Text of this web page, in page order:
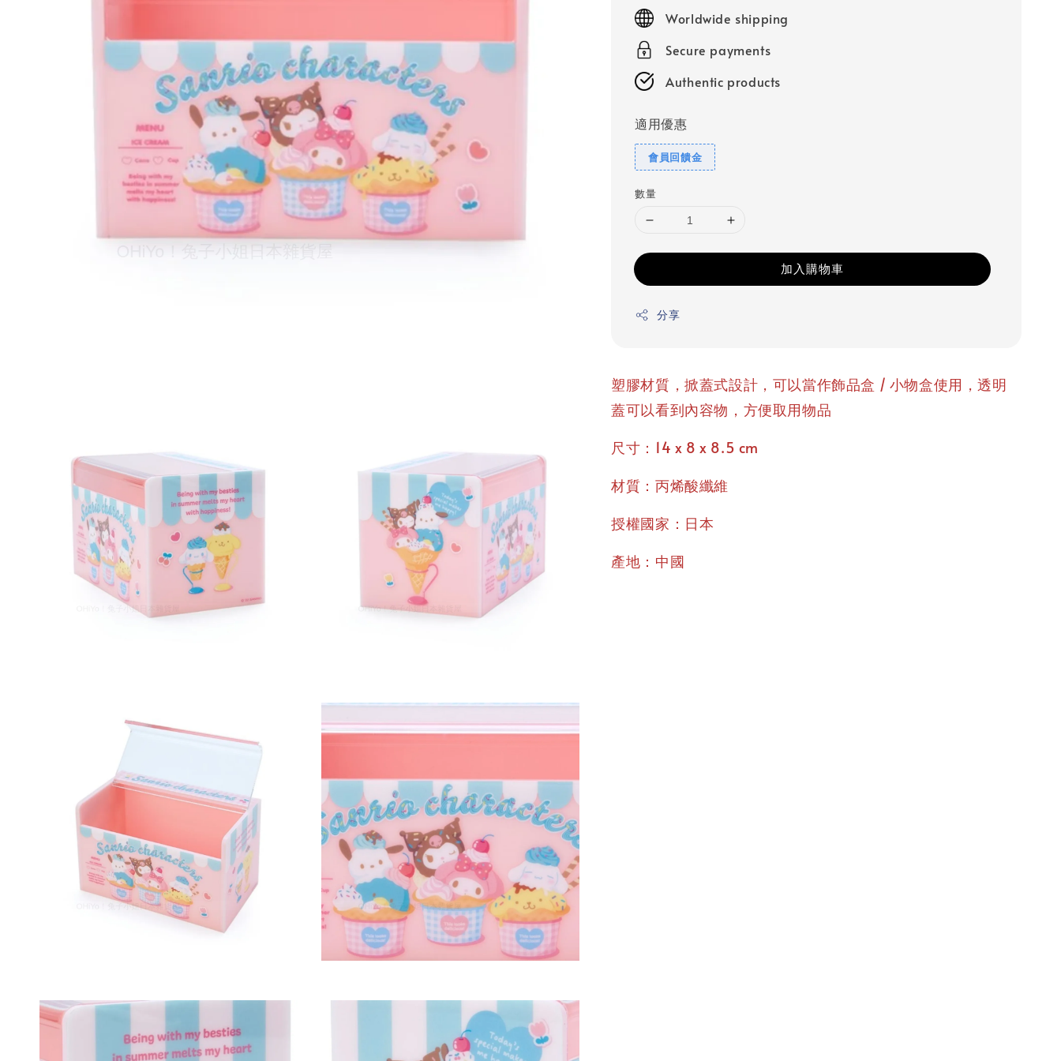
priceWorldwide shipping
Secure payments
Authentic products
適用優惠
會員回饋金
數量
加入購物車
分享
塑膠材質，掀蓋式設計，可以當作飾品盒 / 小物盒使用，透明
蓋可以看到內容物，方便取用物品
尺寸：14 x 8 x 8.5 cm
材質：丙烯酸纖維
授權國家：日本
產地：中國